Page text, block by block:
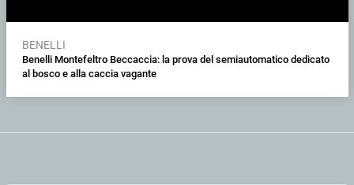
BENELLI
Benelli Montefeltro Beccaccia: la prova del semiautomatico dedicato
al bosco e alla caccia vagante